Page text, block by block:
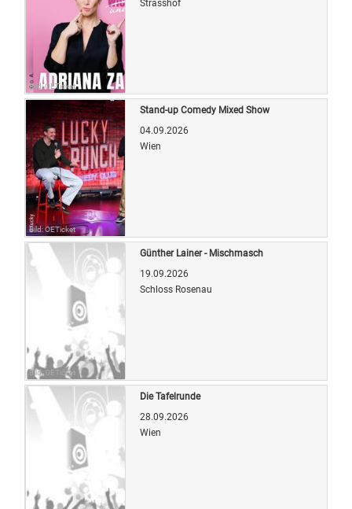
Bild: OETicket
Strasshof
Bild: OETicket
Stand-up Comedy Mixed Show
04.09.2026
Wien
Bild: OETicket
Günther Lainer - Mischmasch
19.09.2026
Schloss Rosenau
Die Tafelrunde
28.09.2026
Wien